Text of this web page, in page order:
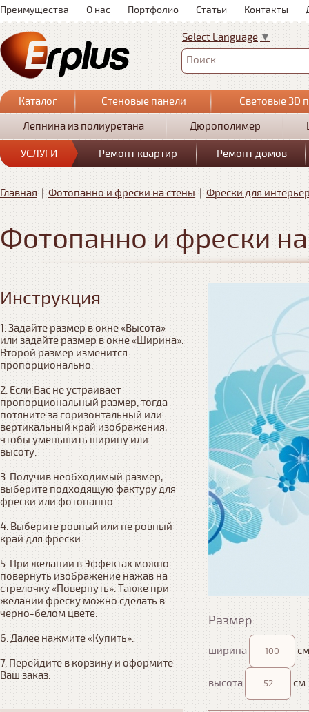
Преимущества О нас Портфолио Статьи Контакты
Select Language ▼
Поиск
Каталог Стеновые панели
Световые 3D
Лепнина из полиуретана
Дюрополимер
УСЛУГИ Ремонт квартир Ремонт домов
Главная | Фотопанно и фрески на стены | Фрески для
Фотопанно и фрески
Размер
ширина
высота см.
Инструкция
1. Задайте размер в окне «Высота»
или задайте размер в окне «Ширина».
Второй размер изменится
пропорционально.
2. Если Вас не устраивает
пропорциональный размер, тогда
потяните за горизонтальный или
вертикальный край изображения,
чтобы уменьшить ширину или
высоту.
3. Получив необходимый размер,
выберите подходящую фактуру для
фрески или фотопанно.
4. Выберите ровный или не ровный
край для фрески.
5. При желании в Эффектах можно
повернуть изображение нажав на
стрелочку «Повернуть». Также при
желании фреску можно сделать в
черно-белом цвете.
6. Далее нажмите «Купить».
7. Перейдите в корзину и оформите
Ваш заказ.